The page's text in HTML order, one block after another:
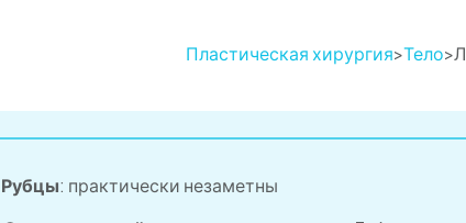
Пластическая хирургия>Тело>
Рубцы: практически незаметны